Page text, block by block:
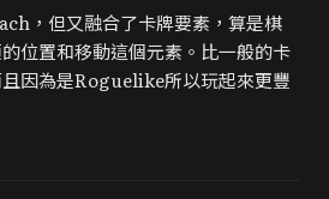
，但又融合了卡牌要素，算是棋
位置和移動這個元素。比一般的卡
因為是Roguelike所以玩起來更豐